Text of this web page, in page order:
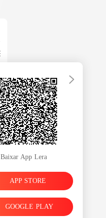
Baixar App Lera
APP STORE
GOOGLE PLAY